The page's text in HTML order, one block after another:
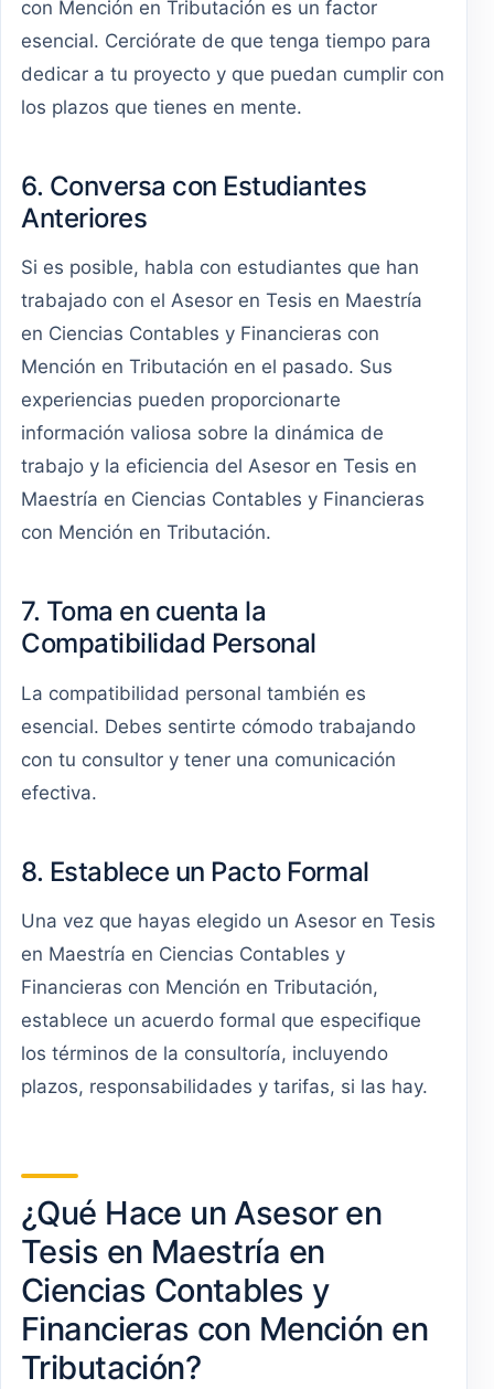
con Mención en Tributación es un factor
esencial. Cerciórate de que tenga tiempo para
dedicar a tu proyecto y que puedan cumplir con
los plazos que tienes en mente.
6. Conversa con Estudiantes
Anteriores
Si es posible, habla con estudiantes que han
trabajado con el Asesor en Tesis en Maestría
en Ciencias Contables y Financieras con
Mención en Tributación en el pasado. Sus
experiencias pueden proporcionarte
información valiosa sobre la dinámica de
trabajo y la eficiencia del Asesor en Tesis en
Maestría en Ciencias Contables y Financieras
con Mención en Tributación.
7. Toma en cuenta la
Compatibilidad Personal
La compatibilidad personal también es
esencial. Debes sentirte cómodo trabajando
con tu consultor y tener una comunicación
efectiva.
8. Establece un Pacto Formal
Una vez que hayas elegido un Asesor en Tesis
en Maestría en Ciencias Contables y
Financieras con Mención en Tributación,
establece un acuerdo formal que especifique
los términos de la consultoría, incluyendo
plazos, responsabilidades y tarifas, si las hay.
¿Qué Hace un Asesor en
Tesis en Maestría en
Ciencias Contables y
Financieras con Mención en
Tributación?